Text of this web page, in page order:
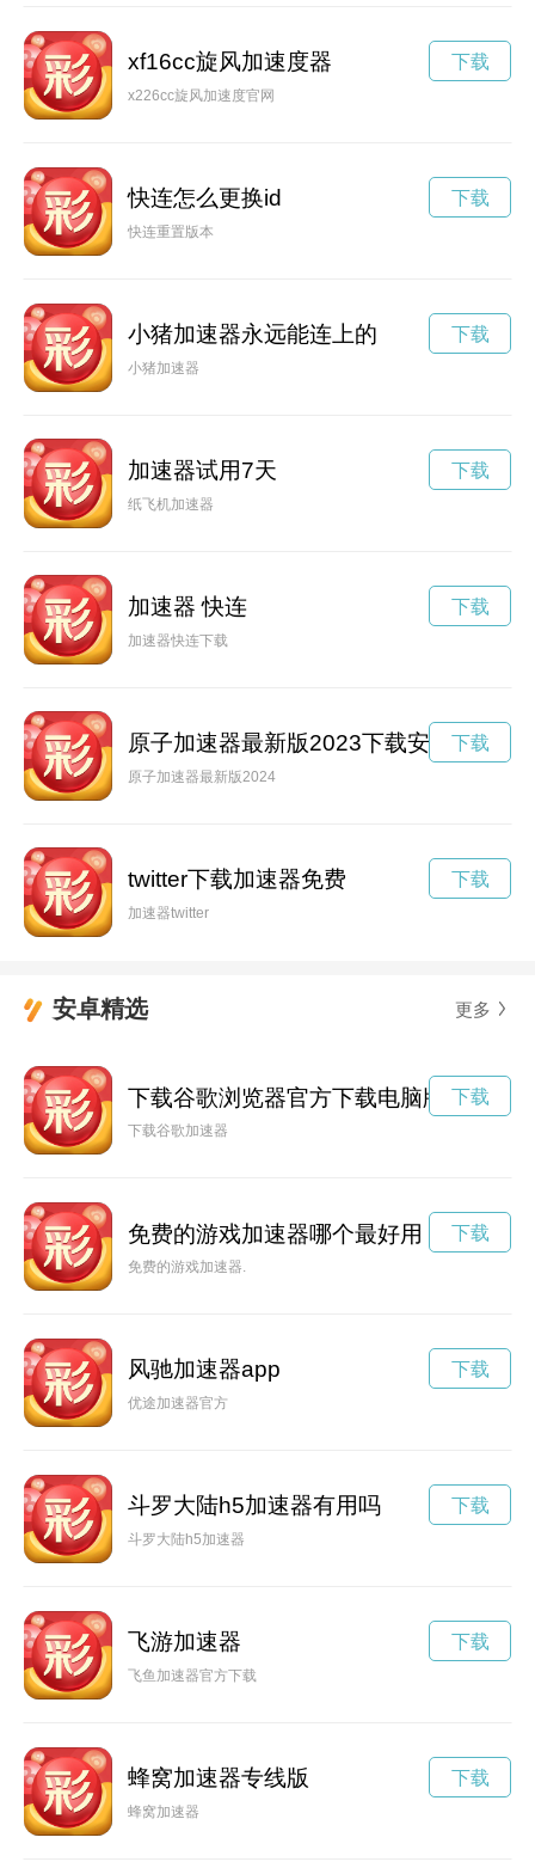
xf16cc旋风加速度器
x226cc旋风加速度官网
下载
快连怎么更换id
快连重置版本
下载
小猪加速器永远能连上的
小猪加速器
下载
加速器试用7天
纸飞机加速器
下载
加速器 快连
加速器快连下载
下载
原子加速器最新版2023下载安装
原子加速器最新版2024
下载
twitter下载加速器免费
加速器twitter
下载
安卓精选 更多
下载谷歌浏览器官方下载电脑版安装
下载谷歌加速器
下载
免费的游戏加速器哪个最好用
免费的游戏加速器.
下载
风驰加速器app
优途加速器官方
下载
斗罗大陆h5加速器有用吗
斗罗大陆h5加速器
下载
飞游加速器
飞鱼加速器官方下载
下载
蜂窝加速器专线版
蜂窝加速器
下载